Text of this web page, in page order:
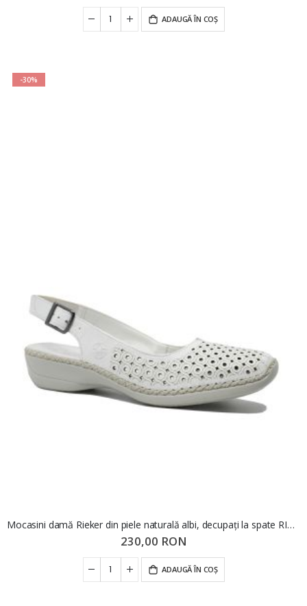
ADAUGĂ ÎN COȘ
-30%
Mocasini damă Rieker din piele naturală albi, decupați la spate RIK41350-80
230,00 RON
ADAUGĂ ÎN COȘ